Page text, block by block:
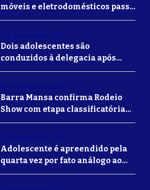
móveis e eletrodomésticos passa
a ser oferecido em Volta
Dois adolescentes são
conduzidos à delegacia após
suposta agressão a idoso em
Barra Mansa confirma Rodeio
Show com etapa classificatória
para Barretos e grandes nomes
Adolescente é apreendido pela
quarta vez por fato análogo ao
tráfico de drogas durante